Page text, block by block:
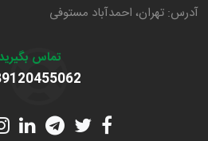
آدرس: تهران، احمدآباد مستوفی
تماس